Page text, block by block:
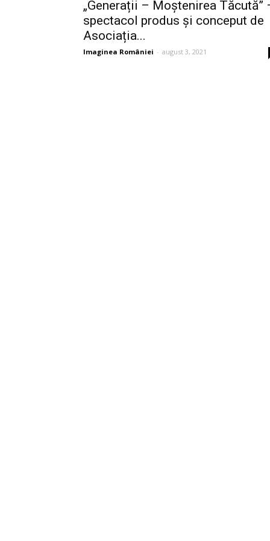
„Generații – Moștenirea Tăcută”
spectacol produs și conceput de
Asociația...
Imaginea României - august 3, 2021